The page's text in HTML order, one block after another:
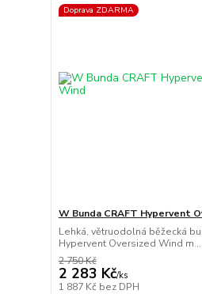
Doprava ZDARMA
W Bunda CRAFT Hypervent
Lehká, větruodolná běžecká
Hypervent Oversized Wind m...
2 750 Kč
2 283 Kč/ks
1 887 Kč bez DPH